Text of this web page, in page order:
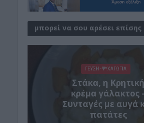
μπορεί να σου αρέσει επίσης
ΓΕΎΣΗ - ΨΥΧΑΓΩΓΊΑ
Στάκα, η Κρητική
κρέμα γάλακτος
Συνταγές με αυγά
πατάτες